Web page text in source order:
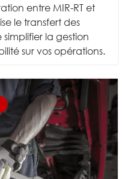
entre MIR-RT et
le transfert des
la gestion
sur vos opérations.